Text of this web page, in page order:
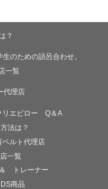
？
生のための語呂合わせ。
一覧
代理店
リエピロー Q＆A
法は？
ベルト代理店
一覧
トレーナー
商品